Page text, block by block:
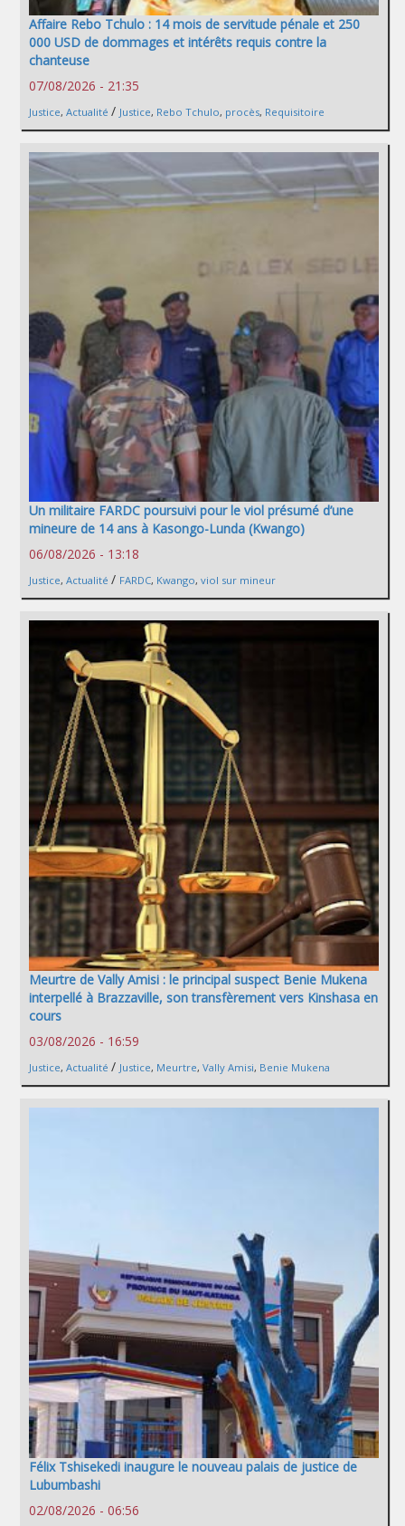
Affaire Rebo Tchulo : 14 mois de servitude pénale et 250
000 USD de dommages et intérêts requis contre la
chanteuse
07/08/2026 - 21:35
Justice, Actualité / Justice, Rebo Tchulo, procès, Requisitoire
Un militaire FARDC poursuivi pour le viol présumé d’une
mineure de 14 ans à Kasongo-Lunda (Kwango)
06/08/2026 - 13:18
Justice, Actualité / FARDC, Kwango, viol sur mineur
Meurtre de Vally Amisi : le principal suspect Benie Mukena
interpellé à Brazzaville, son transfèrement vers Kinshasa en
cours
03/08/2026 - 16:59
Justice, Actualité / Justice, Meurtre, Vally Amisi, Benie Mukena
Félix Tshisekedi inaugure le nouveau palais de justice de
Lubumbashi
02/08/2026 - 06:56